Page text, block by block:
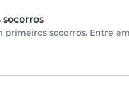
primeiros socorros. Entre